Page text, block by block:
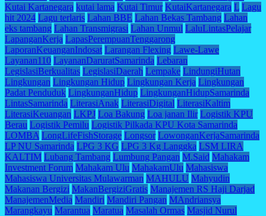
Kutai Kartanegara kutai lama Kutai Timur KutaiKartanegara L Lagu
hit 2024 Lagu terlaris Lahan BBE Lahan Bekas Tambang Lahan
eks tambang Lahan Transmigrasi Lahan Unmul LaluLintasPelajar
LapanganKerja LapasPerempuanTenggarong
LaporanKeuanganIndosat Larangan Flexing Lawe-Lawe
Layanan110 LayananDaruratSamarinda Lebaran
LegislasiBerkualitas LegislasiDaerah Lempake LindungiHutan
Lingkungan Lingkungan Hidup Lingkungan Kerja Lingkungan
Padat Penduduk LingkunganHidup LingkunganHidupSamarinda
LintasSamarinda LiterasiAnak LiterasiDigital LiterasiKaltim
LiterasiKeuangan LKPJ Loa Bakung Loa janan Ilir Logistik KPU
Berau Logistik Pemilu Logistik Pilkada KPU Kota Samarinda
LOMBA LongLifeFishStorage Longsor LowonganKerjaSamarinda
LP NU Samarinda LPG 3 KG LPG 3 Kg Langgka LSM LIRA
KALTIM Lubang Tambang Lumbung Pangan M.Said Mahakam
Investment Forum Mahakam Ulu MahakamUlu Mahasiswa
Mahasiswa Universitas Mulawarman MAHULU Mahyudin
Makanan Bergizi MakanBergiziGratis Manajemen RS Haji Darjad
ManajemenMedia Mandiri Mandiri Pangan MAndriansya
Marangkayu Marantua Maratua Masalah Ormas Masjid Nurul